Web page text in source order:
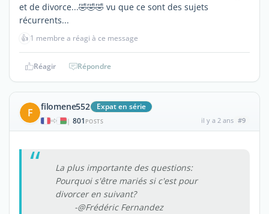
et de divorce...🤣🤣🤣 vu que ce sont des sujets
récurrents...
👍 1 membre a réagi à ce message
Réagir Répondre
F filomene552 Expat en série
| 801 POSTS il y a 2 ans #9
La plus importante des questions:
Pourquoi s'être mariés si c'est pour
divorcer en suivant?
-@Frédéric Fernandez